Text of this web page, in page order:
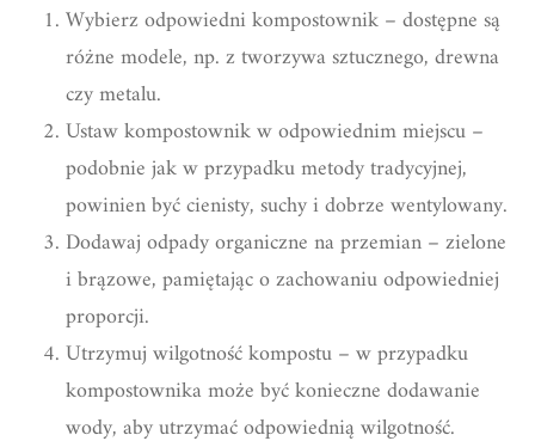
Wybierz odpowiedni kompostownik – dostępne są
różne modele, np. z tworzywa sztucznego, drewna
czy metalu.
Ustaw kompostownik w odpowiednim miejscu –
podobnie jak w przypadku metody tradycyjnej,
powinien być cienisty, suchy i dobrze wentylowany.
Dodawaj odpady organiczne na przemian – zielone
i brązowe, pamiętając o zachowaniu odpowiedniej
proporcji.
Utrzymuj wilgotność kompostu – w przypadku
kompostownika może być konieczne dodawanie
wody, aby utrzymać odpowiednią wilgotność.